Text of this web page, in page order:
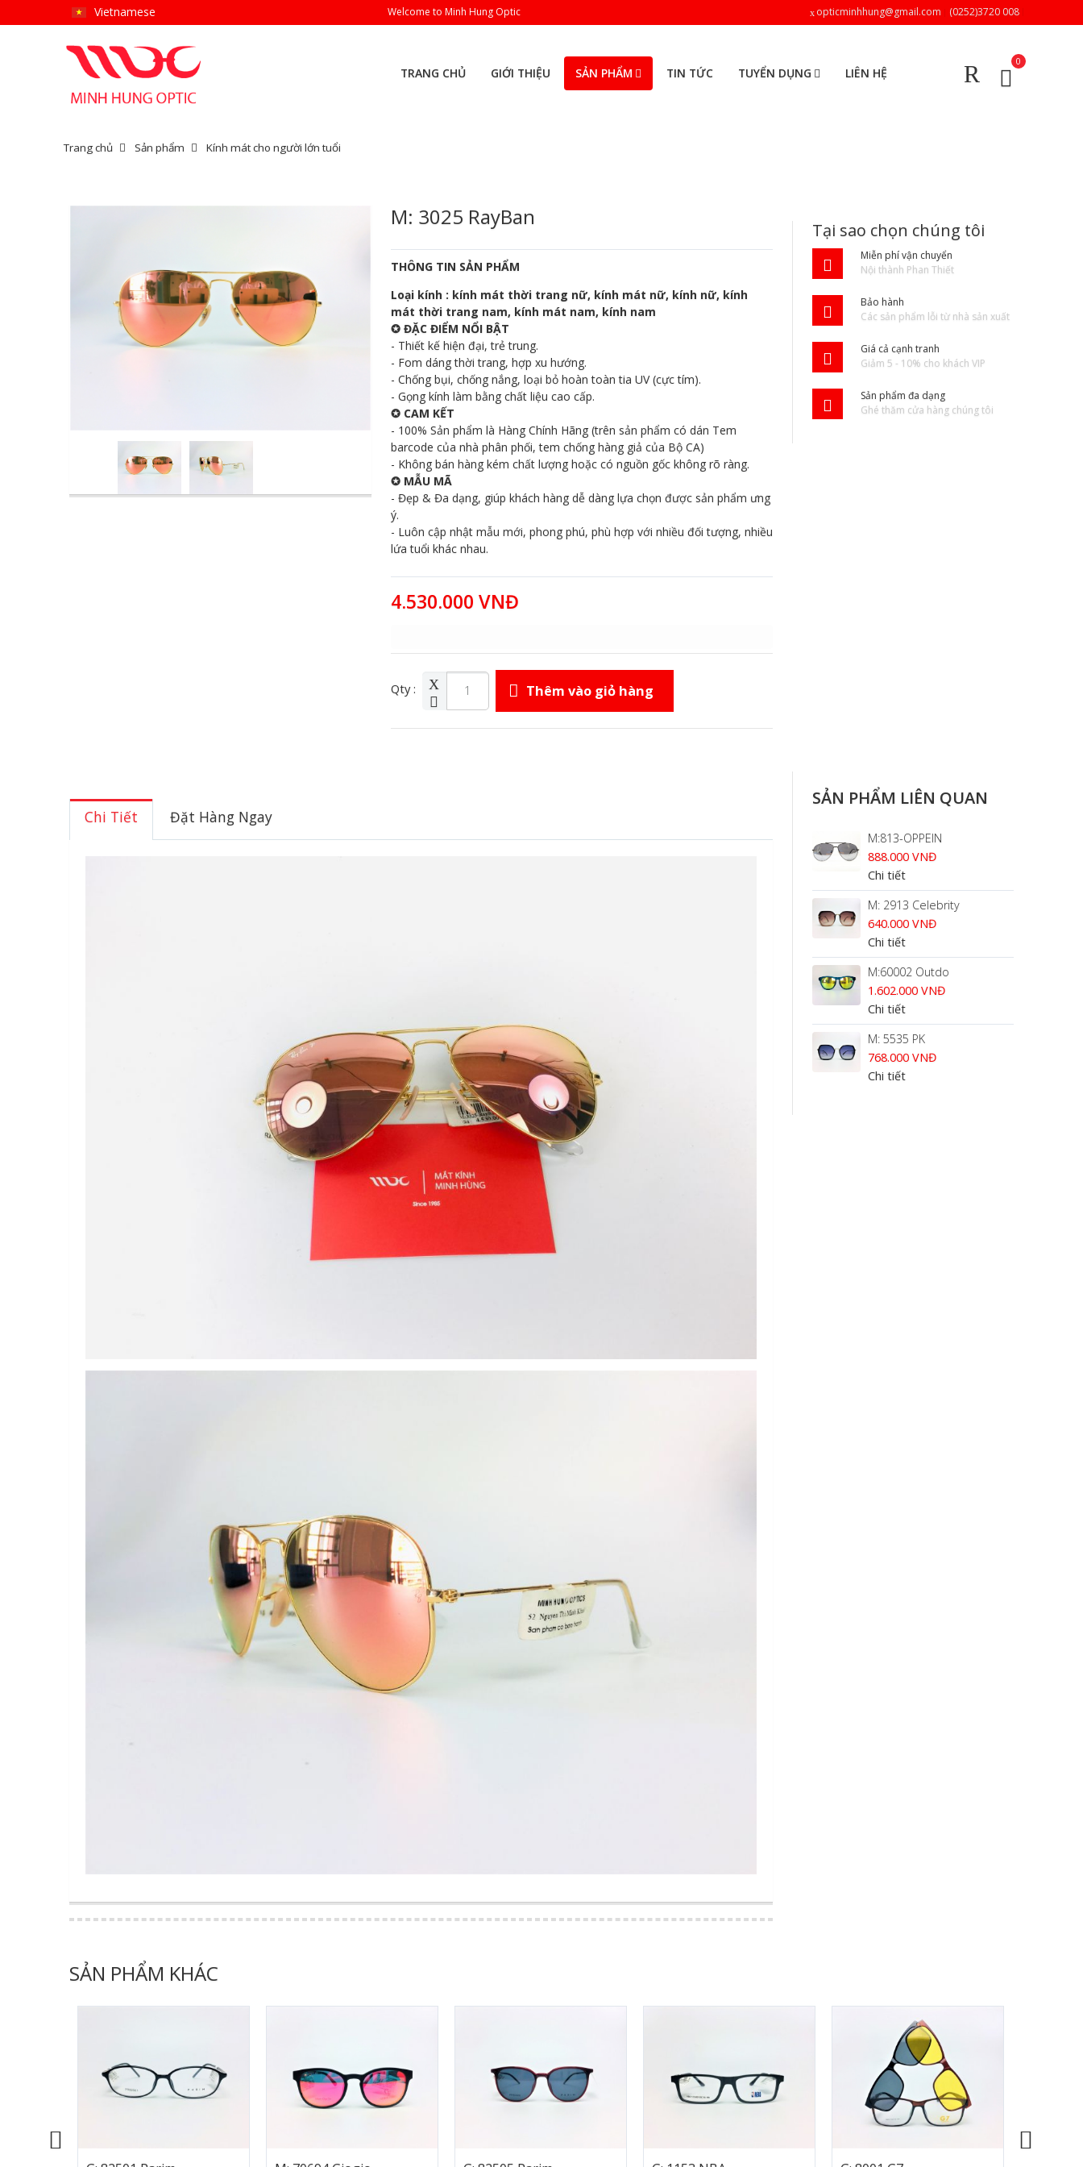
Vietnamese Welcome to Minh Hung Optic opticminhhung@gmail.com (0252)3720 008
LIÊN HỆ
TUYỂN DỤNG
TIN TỨC
SẢN PHẨM
GIỚI THIỆU
TRANG CHỦ
0
Trang chủ Sản phẩm Kính mát cho người lớn tuổi
M: 3025 RayBan
THÔNG TIN SẢN PHẨM
Loại kính : kính mát thời trang nữ, kính mát nữ, kính nữ, kính
mát thời trang nam, kính mát nam, kính nam
✪ ĐẶC ĐIỂM NỔI BẬT
- Thiết kế hiện đại, trẻ trung.
- Fom dáng thời trang, hợp xu hướng.
- Chống bụi, chống nắng, loại bỏ hoàn toàn tia UV (cực tím).
- Gọng kính làm bằng chất liệu cao cấp.
✪ CAM KẾT
- 100% Sản phẩm là Hàng Chính Hãng (trên sản phẩm có dán Tem
barcode của nhà phân phối, tem chống hàng giả của Bộ CA)
- Không bán hàng kém chất lượng hoặc có nguồn gốc không rõ ràng.
✪ MẪU MÃ
- Đẹp & Đa dạng, giúp khách hàng dễ dàng lựa chọn được sản phẩm ưng
ý.
- Luôn cập nhật mẫu mới, phong phú, phù hợp với nhiều đối tượng, nhiều
lứa tuổi khác nhau.
4.530.000 VNĐ
Qty : Thêm vào giỏ hàng
Tại sao chọn chúng tôi
Miễn phí vận chuyển
Nội thành Phan Thiết
Bảo hành
Các sản phẩm lỗi từ nhà sản xuất
Giá cả cạnh tranh
Giảm 5 - 10% cho khách VIP
Sản phẩm đa dạng
Ghé thăm cửa hàng chúng tôi
Chi Tiết Đặt Hàng Ngay
SẢN PHẨM LIÊN QUAN
M:813-OPPEIN
888.000 VNĐ
Chi tiết
M: 2913 Celebrity
640.000 VNĐ
Chi tiết
M:60002 Outdo
1.602.000 VNĐ
Chi tiết
M: 5535 PK
768.000 VNĐ
Chi tiết
SẢN PHẨM KHÁC